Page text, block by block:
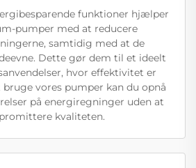
funktioner hjælper
pumper med at reducere
samtidig med at de
Dette gør dem til et ideelt
hvor effektivitet er
bruge vores pumper kan du opnå
på energiregninger uden at
kvaliteten.